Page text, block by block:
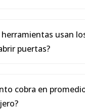
herramientas usan
puertas?
cobra en